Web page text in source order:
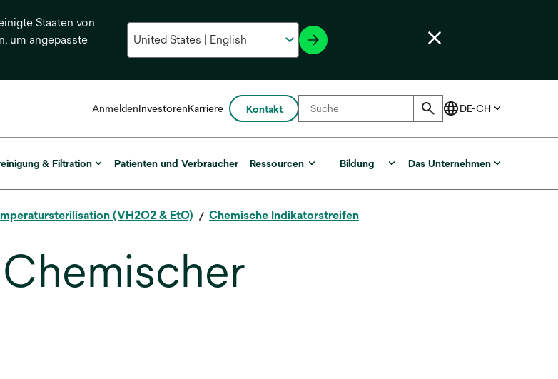
Staaten von
um angepasste
AnmeldenInvestorenKarriere Kontakt
& Filtration Patienten und Verbraucher Ressourcen Bildung Das Unternehmen
(VH2O2 & EtO) Chemische Indikatorstreifen